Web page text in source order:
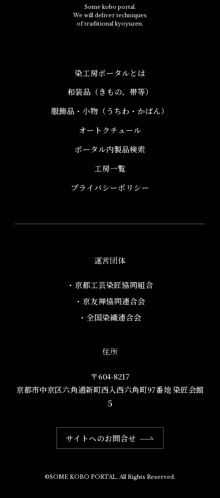
Some kobo portal.
We will deliver techniques
of traditional kyoyuzen.
染工房ポータルとは
和装品（きもの、帯等）​
服飾品・小物​（うちわ・かばん）
オートクチュール
ポータル内製品検索
工房一覧
プライバシーポリシー
運営団体
・京都工芸染匠協同組合​
・京友禅協同連合会
・全国染織連合会
住所
〒604-8217
京都市中京区六角通新町西入西六角町97番地​ 染匠会館
５
サイトへのお問合せ
©SOME KOBO PORTAL. All Rights Reserved.